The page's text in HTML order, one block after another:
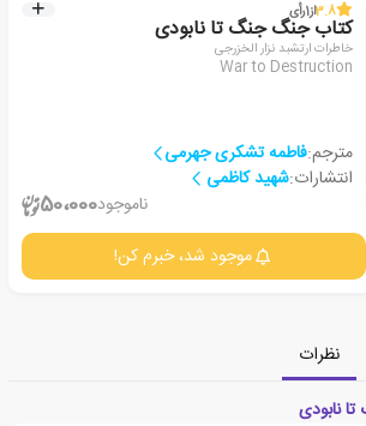
3.8از1رأی
کتاب جنگ جنگ تا نابودی
خاطرات ارتشبد نزار الخزرجی
War to Destruction
مترجم:فاطمه تشکری جهرمی
انتشارات:شهید کاظمی
ناموجود50،000
موجود شد، خبرم کن!
نظرات
نابودی